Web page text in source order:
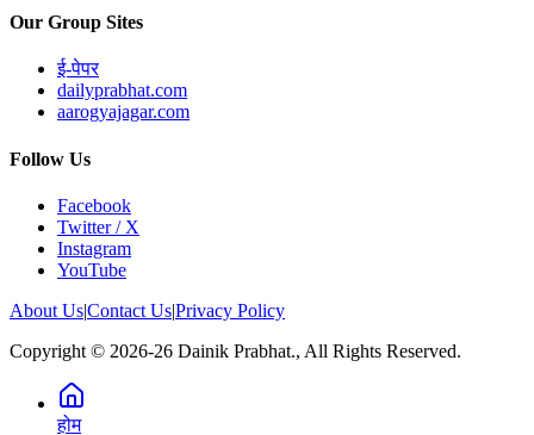
Our Group Sites
ई-पेपर
dailyprabhat.com
aarogyajagar.com
Follow Us
Facebook
Twitter / X
Instagram
YouTube
About Us|Contact Us|Privacy Policy
Copyright © 2026-26 Dainik Prabhat., All Rights Reserved.
होम